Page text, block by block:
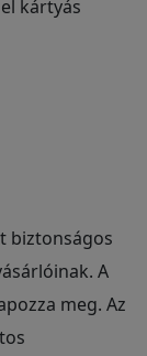
kártyás
biztonságos
A
meg. Az